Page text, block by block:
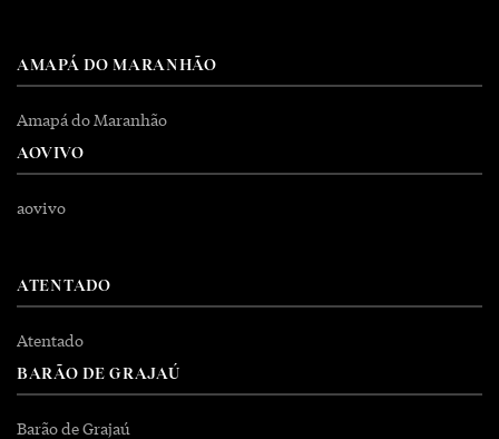
AMAPÁ DO MARANHÃO
Amapá do Maranhão
AOVIVO
aovivo
ATENTADO
Atentado
BARÃO DE GRAJAÚ
Barão de Grajaú